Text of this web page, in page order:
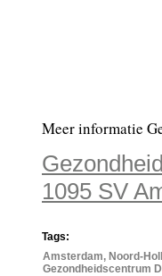
Meer informatie
1095 SV
Tags:
Amsterdam, Noord-
Gezondheidscentrum